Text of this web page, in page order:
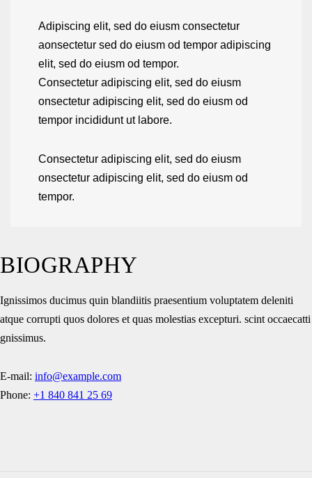
Adipiscing elit, sed do eiusm consectetur
aonsectetur sed do eiusm od tempor adipiscing
elit, sed do eiusm od tempor.
Consectetur adipiscing elit, sed do eiusm
onsectetur adipiscing elit, sed do eiusm od
tempor incididunt ut labore.
Consectetur adipiscing elit, sed do eiusm
onsectetur adipiscing elit, sed do eiusm od
tempor.
BIOGRAPHY
Ignissimos ducimus quin blandiitis praesentium voluptatem deleniti
atque corrupti quos dolores et quas molestias excepturi. scint occaecatti
gnissimus.
E-mail: info@example.com
Phone: +1 840 841 25 69